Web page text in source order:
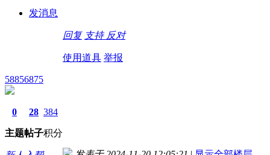
发消息
回复 支持 反对
使用道具 举报
58856875
0
主题
28
帖子
384
积分